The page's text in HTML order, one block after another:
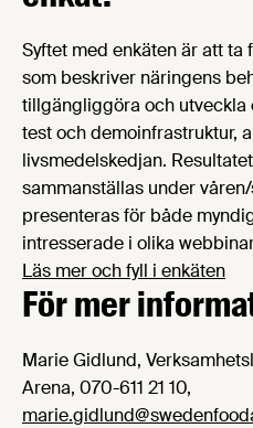
Syftet med enkäten är att
som beskriver näringens
tillgängliggöra och utveckla
test och demoinfrastruktur,
livsmedelskedjan.
sammanställas under
presenteras för både
intresserade i olika
Läs mer och fyll i enkäten
För mer
Marie Gidlund,
Arena, 070-611 21 10,